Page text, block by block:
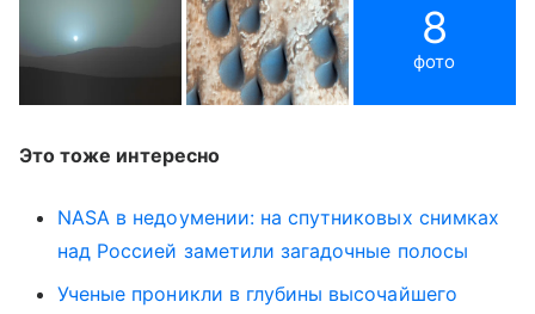
8
фото
Это тоже интересно
NASA в недоумении: на спутниковых снимках
над Россией заметили загадочные полосы
Ученые проникли в глубины высочайшего